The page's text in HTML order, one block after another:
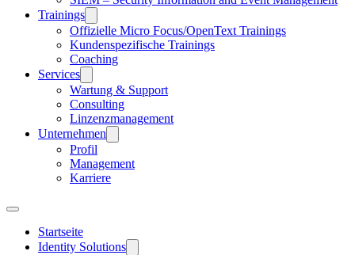
Trainings
Offizielle Micro Focus/OpenText Trainings
Kundenspezifische Trainings
Coaching
Services
Wartung & Support
Consulting
Linzenzmanagement
Unternehmen
Profil
Management
Karriere
Startseite
Identity Solutions